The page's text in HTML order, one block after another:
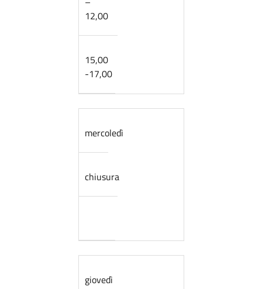
12,00
15,00
-17,00
mercoledì
chiusura
giovedì